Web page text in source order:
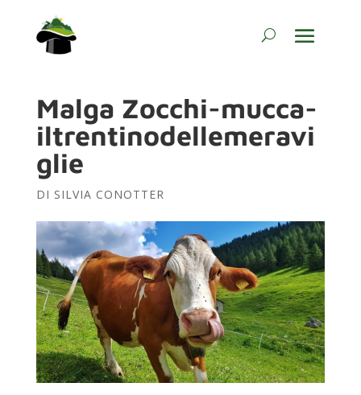
Malga Zocchi-mucca-
iltrentinodellemeravi
glie
DI SILVIA CONOTTER